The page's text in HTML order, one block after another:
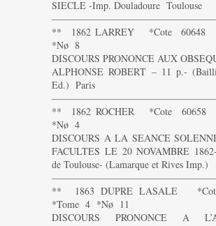
SIECLE -Imp. Douladoure Toulouse
** 1862 LARREY *Cote 60648
*Nø 8
DISCOURS PRONONCE AUX
ALPHONSE ROBERT – 11 p.-
Ed.) Paris
** 1862 ROCHER *Cote 60658
*Nø 4
DISCOURS A LA SEANCE
FACULTES LE 20 NOVAMBRE
de Toulouse- (Lamarque et Rives Imp.)
** 1863 DUPRE LASALE
*Tome 4 *Nø 11
DISCOURS PRONONCE A